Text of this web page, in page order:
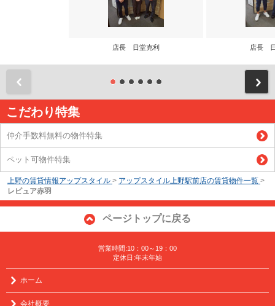
店長 日堂克利 店長
こだわり特集
仲介手数料無料の物件特集
ペット可物件特集
上野の賃貸情報アップスタイル > アップスタイル上野駅前店の賃貸物件一覧 >
レピュア赤羽
ページトップに戻る
営業時間:10：00～19：00
定休日:年末年始
ホーム
会社概要